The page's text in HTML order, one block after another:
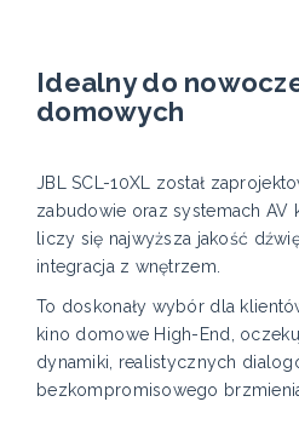
Idealny do
domowych
JBL SCL-10XL został
zabudowie oraz systemach AV
liczy się najwyższa jakość
integracja z wnętrzem.
To doskonały wybór dla
kino domowe High-End,
dynamiki, realistycznych
bezkompromisowego